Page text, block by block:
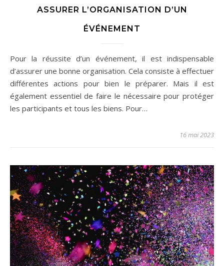
ASSURER L’ORGANISATION D’UN
ÉVÉNEMENT
Pour la réussite d’un événement, il est indispensable
d’assurer une bonne organisation. Cela consiste à effectuer
différentes actions pour bien le préparer. Mais il est
également essentiel de faire le nécessaire pour protéger
les participants et tous les biens. Pour…
16 mai 2023